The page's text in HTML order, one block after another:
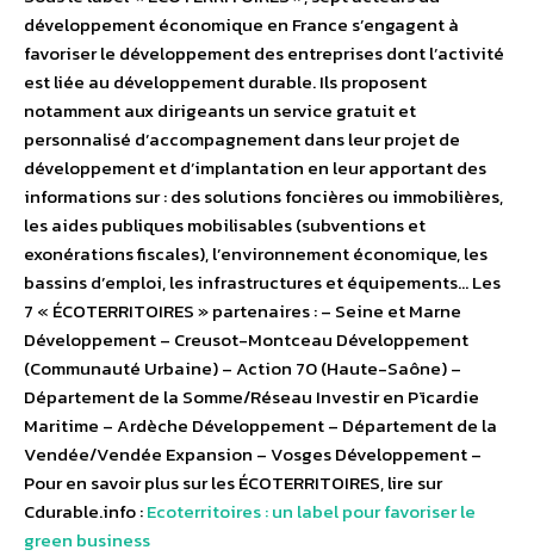
développement économique en France s’engagent à
favoriser le développement des entreprises dont l’activité
est liée au développement durable. Ils proposent
notamment aux dirigeants un service gratuit et
personnalisé d’accompagnement dans leur projet de
développement et d’implantation en leur apportant des
informations sur : des solutions foncières ou immobilières,
les aides publiques mobilisables (subventions et
exonérations fiscales), l’environnement économique, les
bassins d’emploi, les infrastructures et équipements… Les
7 « ÉCOTERRITOIRES » partenaires : – Seine et Marne
Développement – Creusot-Montceau Développement
(Communauté Urbaine) – Action 70 (Haute-Saône) –
Département de la Somme/Réseau Investir en Pïcardie
Maritime – Ardèche Développement – Département de la
Vendée/Vendée Expansion – Vosges Développement –
Pour en savoir plus sur les ÉCOTERRITOIRES, lire sur
Cdurable.info :Ecoterritoires : un label pour favoriser le
green business